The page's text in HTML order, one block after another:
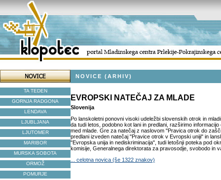
TA TEDEN
GORNJA RADGONA
LENDAVA
LJUBLJANA
LJUTOMER
MARIBOR
MURSKA SOBOTA
ORMOŽ
POMURJE
NOVICE (ARHIV)
EVROPSKI NATEČAJ ZA MLADE
Slovenija
Po lanskoletni ponovni visoki udeležbi slovenskih otrok in
da tudi letos, podobno kot lani in predlani, razširimo
med mlade. Gre za natečaj z naslovom "Pravica otrok do
predlani izveden natečaj "Pravice otrok v Evropski uniji" in
"Evropska unija in nediskriminacija", tudi letošnji poteka pod
komisije, Generalnega direktorata za pravosodje, svobodo in
... celotna novica (še 1322 znakov)